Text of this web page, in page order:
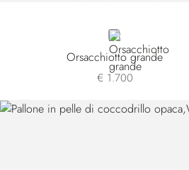
BROWN
Orsacchiotto grande
€ 1.700